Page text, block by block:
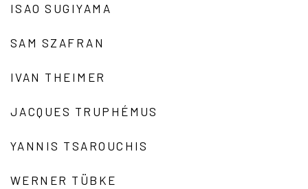
ISAO SUGIYAMA
SAM SZAFRAN
IVAN THEIMER
JACQUES TRUPHÉMUS
YANNIS TSAROUCHIS
WERNER TÜBKE